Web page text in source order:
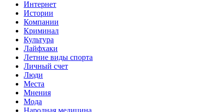
Интернет
Истории
Компании
Криминал
Культура
Лайфхаки
Летние виды спорта
Личный счет
Люди
Места
Мнения
Мода
Народная медицина